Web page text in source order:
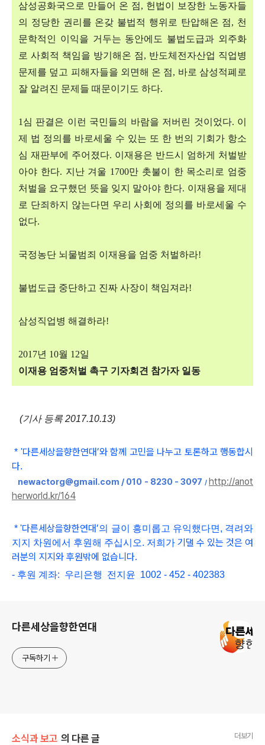
삼성공화국으로 만들어 온 점, 헌법이 보장한 노동자들
의 정당한 권리를 온갖 불법적 행위로 탄압해온 점, 천
문학적인 이익을 거두는 동안에도 불법도급과 외주화
로 사회적 책임을 방기해온 점, 반도체전자산업 직업병
문제를 덮고 피해자들을 외면해 온 점, 바로 삼성적폐로
잘 알려진 문제들 때문이기도 하다.
1 심 판결은 이런 국민들의 바람을 저버린 것이었다. 이
제 법 정의를 바로세울 수 있는 또 한 번의 기회가 항소
심 재판부에 주어졌다. 이재용은 반드시 엄하게 처벌받
아야 한다. 지난 겨울 1700만 촛불이 한 목소리로 엄중
처벌을 요구했던 뜻을 잊지 말아야 한다. 이재용을 제대
로 단죄하지 않는다면 우리 사회에 정의를 바로세울 수
없다.
국정농단 뇌물범죄 이재용을 엄중 처벌하라!
불법도급 중단하고 진짜 사장이 책임져라!
삼성직업병 해결하라!
2017년 10월 12일
이재용 엄중처벌 촉구 기자회견 참가자 일동
(기사 등록 2017.10.13)
* '다른세상을향한연대’와 함께 고민을 나누고 토론하고 행동합시
다.
newactorg@gmail.com / 010 - 8230 - 3097 / http://anot
herworld.kr/164
*'다른세상을향한연대’의 글이 흥미롭고 유익했다면, 격려와
지지 차원에서 후원해 주십시오. 저희가 기댈 수 있는 것은 여
러분의 지지와 후원밖에 없습니다.
- 후원 계좌: 우리은행 전지윤 1002 - 452 - 402383
다른세상을향한연대
구독하기
소식과 보고 의 다른 글 더보기